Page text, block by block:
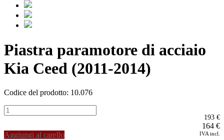
Piastra paramotore di acciaio
Kia Ceed (2011-2014)
Codice del prodotto: 10.076
193 €
164 €
IVA incl.
Aggiungi al carello